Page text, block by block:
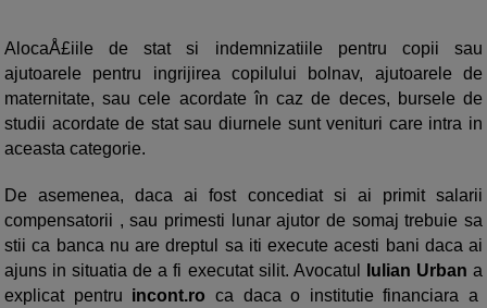
AlocaÅ£iile de stat si indemnizatiile pentru copii sau
ajutoarele pentru ingrijirea copilului bolnav, ajutoarele de
maternitate, sau cele acordate în caz de deces, bursele de
studii acordate de stat sau diurnele sunt venituri care intra in
aceasta categorie.
De asemenea, daca ai fost concediat si ai primit salarii
compensatorii , sau primesti lunar ajutor de somaj trebuie sa
stii ca banca nu are dreptul sa iti execute acesti bani daca ai
ajuns in situatia de a fi executat silit. Avocatul
Iulian Urban a
explicat pentru incont.ro ca daca o institutie financiara a